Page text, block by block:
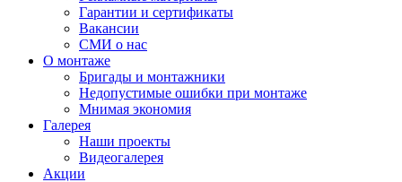
Гарантии и сертификаты
Вакансии
СМИ о нас
О монтаже
Бригады и монтажники
Недопустимые ошибки при монтаже
Мнимая экономия
Галерея
Наши проекты
Видеогалерея
Акции